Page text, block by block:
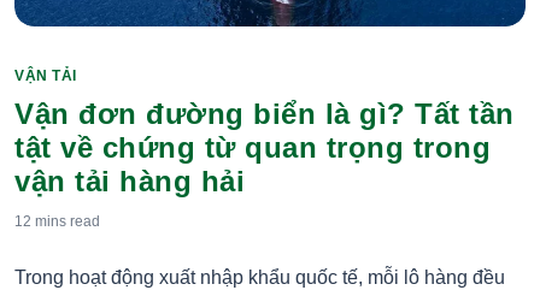
Categories
VẬN TẢI
Vận đơn đường biển là gì? Tất tần
tật về chứng từ quan trọng trong
vận tải hàng hải
12 mins read
Trong hoạt động xuất nhập khẩu quốc tế, mỗi lô hàng đều